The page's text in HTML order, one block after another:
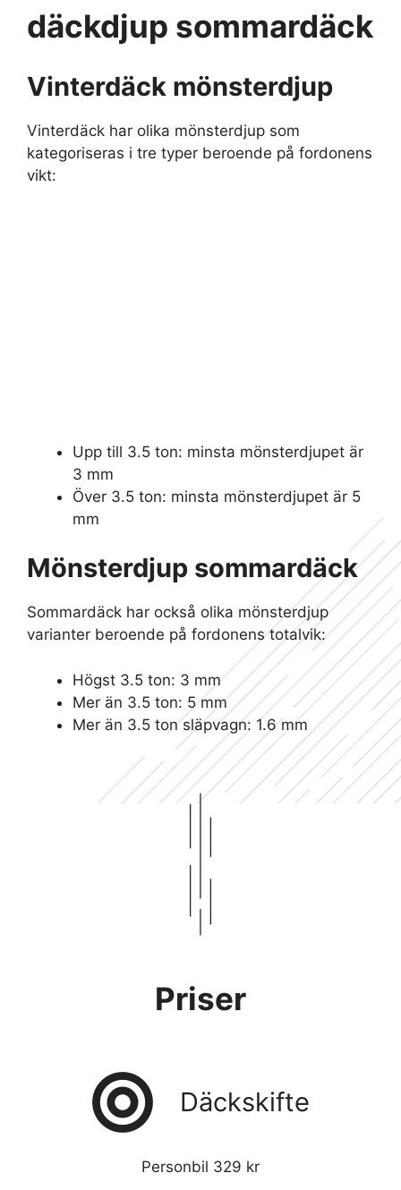
däckdjup sommardäck
Vinterdäck mönsterdjup
Vinterdäck har olika mönsterdjup som
kategoriseras i tre typer beroende på fordonens
vikt:
Upp till 3.5 ton: minsta mönsterdjupet är
3 mm
Över 3.5 ton: minsta mönsterdjupet är 5
mm
Mönsterdjup sommardäck
Sommardäck har också olika mönsterdjup
varianter beroende på fordonens totalvik:
Högst 3.5 ton: 3 mm
Mer än 3.5 ton: 5 mm
Mer än 3.5 ton släpvagn: 1.6 mm
Priser
Däckskifte
Personbil 329 kr